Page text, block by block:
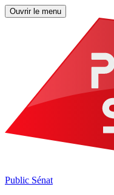
Ouvrir le menu
Public Sénat